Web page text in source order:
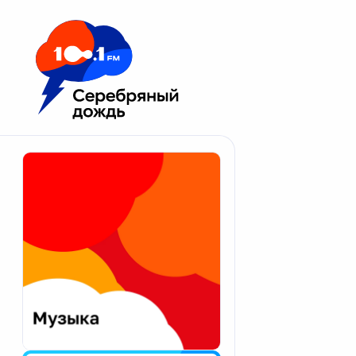
Москва 100.1 FM
Апатиты
Екатеринбург
Калининград
Калуга